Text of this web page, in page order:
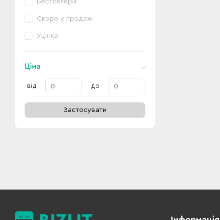
Бестселери
Скоро у продажі
Уцінка
Ціна
від до
Застосувати